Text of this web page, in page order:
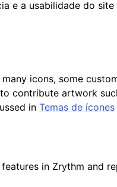
e a usabilidade do
icons, some
contribute artwork
in Temas de ícones
in Zrythm and